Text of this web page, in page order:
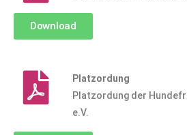
Download
Platzordung
Platzordung der
e.V.